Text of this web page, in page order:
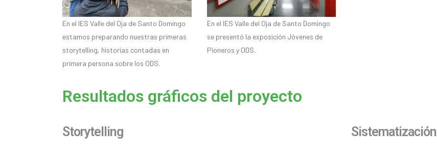
En el IES Valle del Oja de Santo Domingo
estamos preparando nuestras primeras
storytelling, historias contadas en
primera persona sobre los ODS.
En el IES Valle del Oja de Santo Domingo
se presentó la exposición Jóvenes de
Pioneros y ODS.
Resultados gráficos del proyecto
Storytelling Sistematización